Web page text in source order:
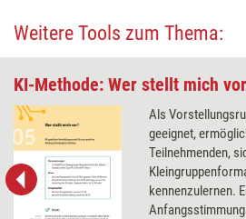
Weitere Tools zum Thema:
KI-Methode: Wer stellt mich
Als
geeignet,
Teilnehmenden,
kennenzulernen.